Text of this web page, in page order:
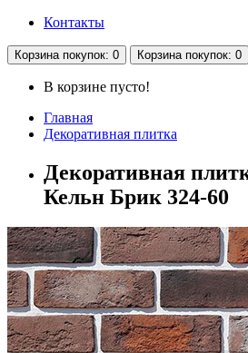
Контакты
Корзина покупок: 0 Корзина покупок: 0
В корзине пусто!
Главная
Декоративная плитка
Декоративная
Кельн Брик 324-60